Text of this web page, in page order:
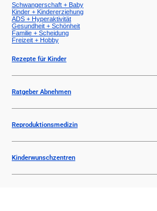
Schwangerschaft + Baby
Kinder + Kindererziehung
ADS + Hyperaktivität
Gesundheit + Schönheit
Familie + Scheidung
Freizeit + Hobby
Rezepte für Kinder
Ratgeber Abnehmen
Reproduktionsmedizin
Kinderwunschzentren